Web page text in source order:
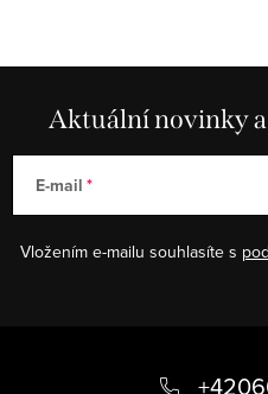
Aktuální novinky a
E-mail
Vložením e-mailu souhlasíte s